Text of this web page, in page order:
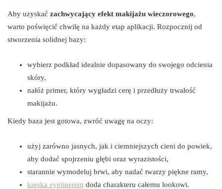
Aby uzyskać zachwycający efekt makijażu wieczorowego,
warto poświęcić chwilę na każdy etap aplikacji. Rozpocznij od
stworzenia solidnej bazy:
wybierz podkład idealnie dopasowany do swojego odcienia
skóry,
nałóż primer, który wygładzi cerę i przedłuży trwałość
makijażu.
Kiedy baza jest gotowa, zwróć uwagę na oczy:
użyj zarówno jasnych, jak i ciemniejszych cieni do powiek,
aby dodać spojrzeniu głębi oraz wyrazistości,
starannie wymodeluj brwi, aby nadać twarzy piękne ramy,
kreska eyelinerem doda charakteru całemu lookowi.